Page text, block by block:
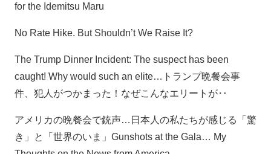
for the Idemitsu Maru
No Rate Hike. But Shouldn’t We Raise It?
The Trump Dinner Incident: The suspect has been
caught! Why would such an elite…トランプ晩餐会事
件、犯人がつかまった！なぜこんなエリートが‥
アメリカの晩餐会で銃声…日本人の私たちが感じる「驚
き」と「世界のいま」Gunshots at the Gala… My